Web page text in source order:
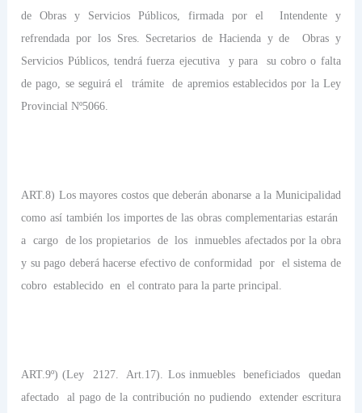
de Obras y Servicios Públicos, firmada por el
Intendente y
refrendada por los Sres. Secretarios de Hacienda y de
Obras y
Servicios Públicos, tendrá fuerza ejecutiva
y para
su cobro o falta
de pago, se seguirá el
trámite
de apremios establecidos por la Ley
Provincial Nº5066.
ART.8) Los mayores costos que deberán abonarse a la Municipalidad
como así también los importes de las obras complementarias estarán
a
cargo de los propietarios de los
inmuebles afectados por la obra
y su pago deberá hacerse efectivo de conformidad
por
el sistema de
cobro establecido en el contrato para la parte principal.
ART.9º) (Ley 2127. Art.17). Los inmuebles beneficiados
quedan
afectado
al pago de la contribución no pudiendo
extender escritura